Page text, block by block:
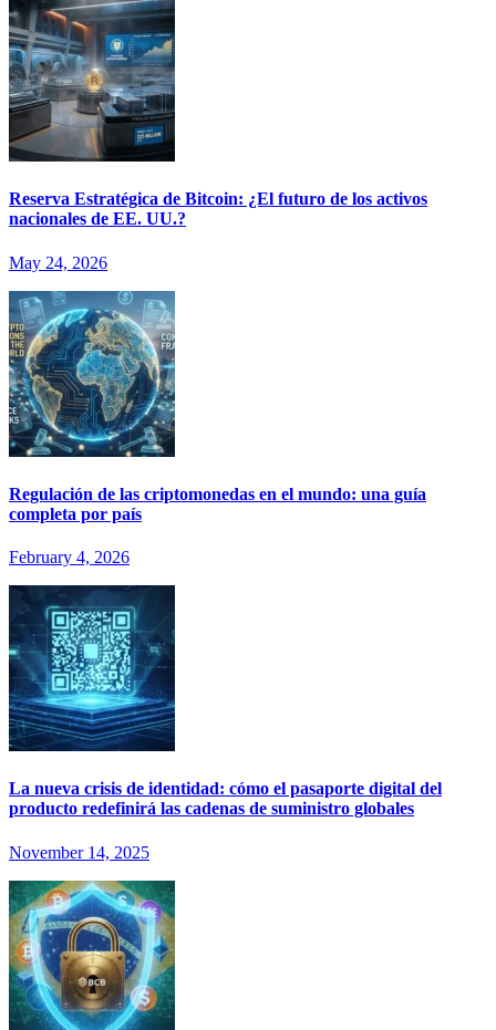
Reserva Estratégica de Bitcoin: ¿El futuro de los activos
nacionales de EE. UU.?
May 24, 2026
Regulación de las criptomonedas en el mundo: una guía
completa por país
February 4, 2026
La nueva crisis de identidad: cómo el pasaporte digital del
producto redefinirá las cadenas de suministro globales
November 14, 2025